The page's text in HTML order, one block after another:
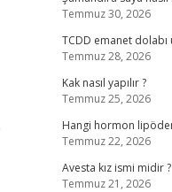
Temmuz 30, 2026
TCDD emanet
Temmuz 28, 2026
Kak nasıl yapılır ?
Temmuz 25, 2026
Hangi hormon
Temmuz 22, 2026
Avesta kız ismi midir ?
Temmuz 21, 2026